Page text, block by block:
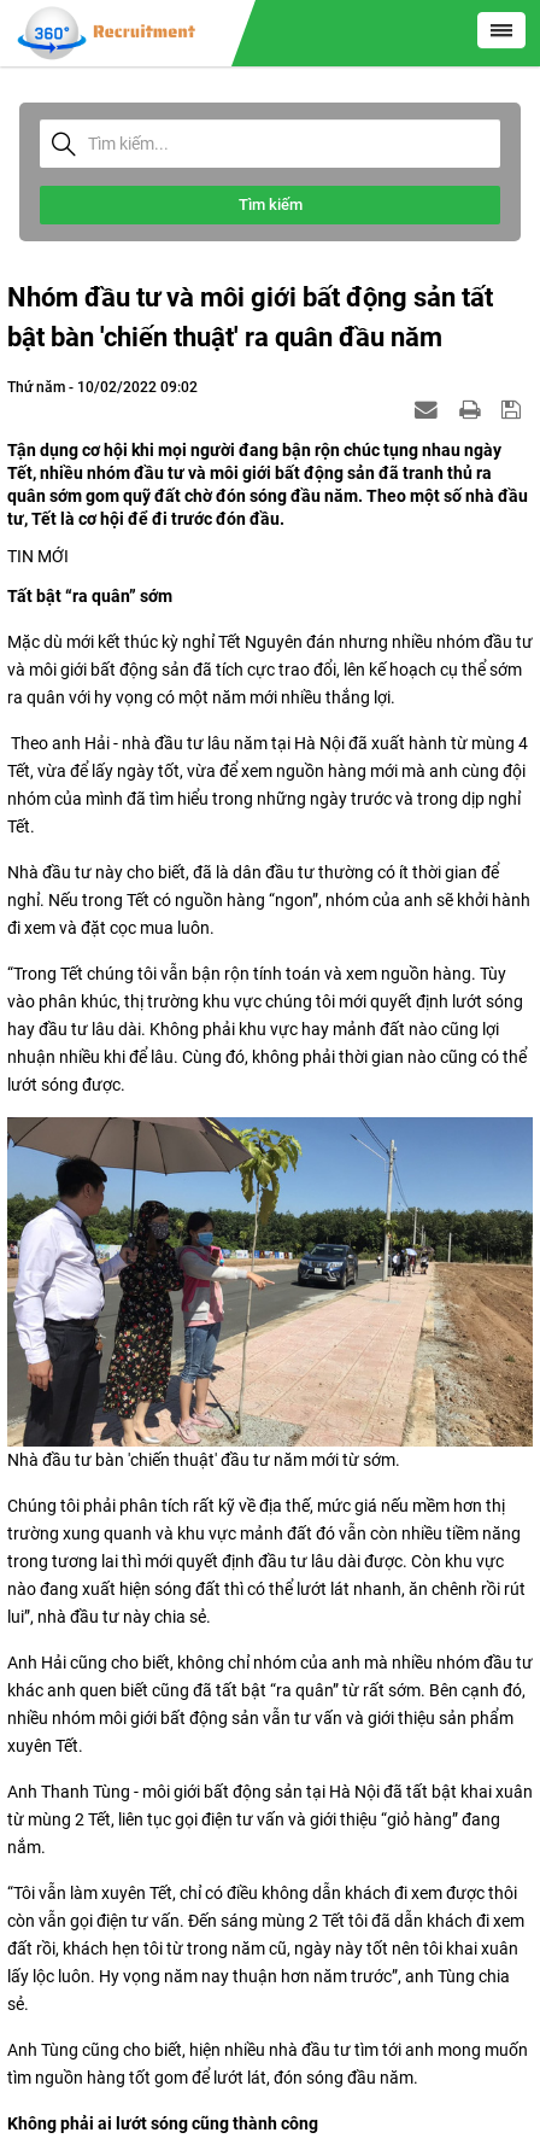
Tìm kiếm
Nhóm đầu tư và môi giới bất động sản tất
bật bàn 'chiến thuật' ra quân đầu năm
Thứ năm - 10/02/2022 09:02
Tận dụng cơ hội khi mọi người đang bận rộn chúc tụng nhau ngày
Tết, nhiều nhóm đầu tư và môi giới bất động sản đã tranh thủ ra
quân sớm gom quỹ đất chờ đón sóng đầu năm. Theo một số nhà đầu
tư, Tết là cơ hội để đi trước đón đầu.
TIN MỚI
Tất bật “ra quân” sớm
Mặc dù mới kết thúc kỳ nghỉ Tết Nguyên đán nhưng nhiều nhóm đầu tư
và môi giới bất động sản đã tích cực trao đổi, lên kế hoạch cụ thể sớm
ra quân với hy vọng có một năm mới nhiều thắng lợi.
Theo anh Hải - nhà đầu tư lâu năm tại Hà Nội đã xuất hành từ mùng 4
Tết, vừa để lấy ngày tốt, vừa để xem nguồn hàng mới mà anh cùng đội
nhóm của mình đã tìm hiểu trong những ngày trước và trong dịp nghỉ
Tết.
Nhà đầu tư này cho biết, đã là dân đầu tư thường có ít thời gian để
nghỉ. Nếu trong Tết có nguồn hàng “ngon”, nhóm của anh sẽ khởi hành
đi xem và đặt cọc mua luôn.
“Trong Tết chúng tôi vẫn bận rộn tính toán và xem nguồn hàng. Tùy
vào phân khúc, thị trường khu vực chúng tôi mới quyết định lướt sóng
hay đầu tư lâu dài. Không phải khu vực hay mảnh đất nào cũng lợi
nhuận nhiều khi để lâu. Cùng đó, không phải thời gian nào cũng có thể
lướt sóng được.
Nhà đầu tư bàn 'chiến thuật' đầu tư năm mới từ sớm.
Chúng tôi phải phân tích rất kỹ về địa thế, mức giá nếu mềm hơn thị
trường xung quanh và khu vực mảnh đất đó vẫn còn nhiều tiềm năng
trong tương lai thì mới quyết định đầu tư lâu dài được. Còn khu vực
nào đang xuất hiện sóng đất thì có thể lướt lát nhanh, ăn chênh rồi rút
lui”, nhà đầu tư này chia sẻ.
Anh Hải cũng cho biết, không chỉ nhóm của anh mà nhiều nhóm đầu tư
khác anh quen biết cũng đã tất bật “ra quân” từ rất sớm. Bên cạnh đó,
nhiều nhóm môi giới bất động sản vẫn tư vấn và giới thiệu sản phẩm
xuyên Tết.
Anh Thanh Tùng - môi giới bất động sản tại Hà Nội đã tất bật khai xuân
từ mùng 2 Tết, liên tục gọi điện tư vấn và giới thiệu “giỏ hàng” đang
nắm.
“Tôi vẫn làm xuyên Tết, chỉ có điều không dẫn khách đi xem được thôi
còn vẫn gọi điện tư vấn. Đến sáng mùng 2 Tết tôi đã dẫn khách đi xem
đất rồi, khách hẹn tôi từ trong năm cũ, ngày này tốt nên tôi khai xuân
lấy lộc luôn. Hy vọng năm nay thuận hơn năm trước”, anh Tùng chia
sẻ.
Anh Tùng cũng cho biết, hiện nhiều nhà đầu tư tìm tới anh mong muốn
tìm nguồn hàng tốt gom để lướt lát, đón sóng đầu năm.
Không phải ai lướt sóng cũng thành công